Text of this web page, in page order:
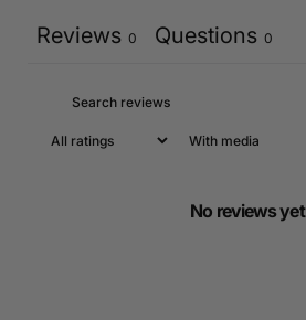
Reviews 0 Questions 0
With media
No reviews yet